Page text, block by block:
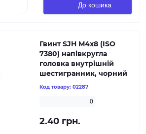
До кошика
Гвинт SJH М4х8 (ISO
7380) напівкругла
головка внутрішній
шестигранник, чорний
Код товару: 02287
0
2.40 грн.